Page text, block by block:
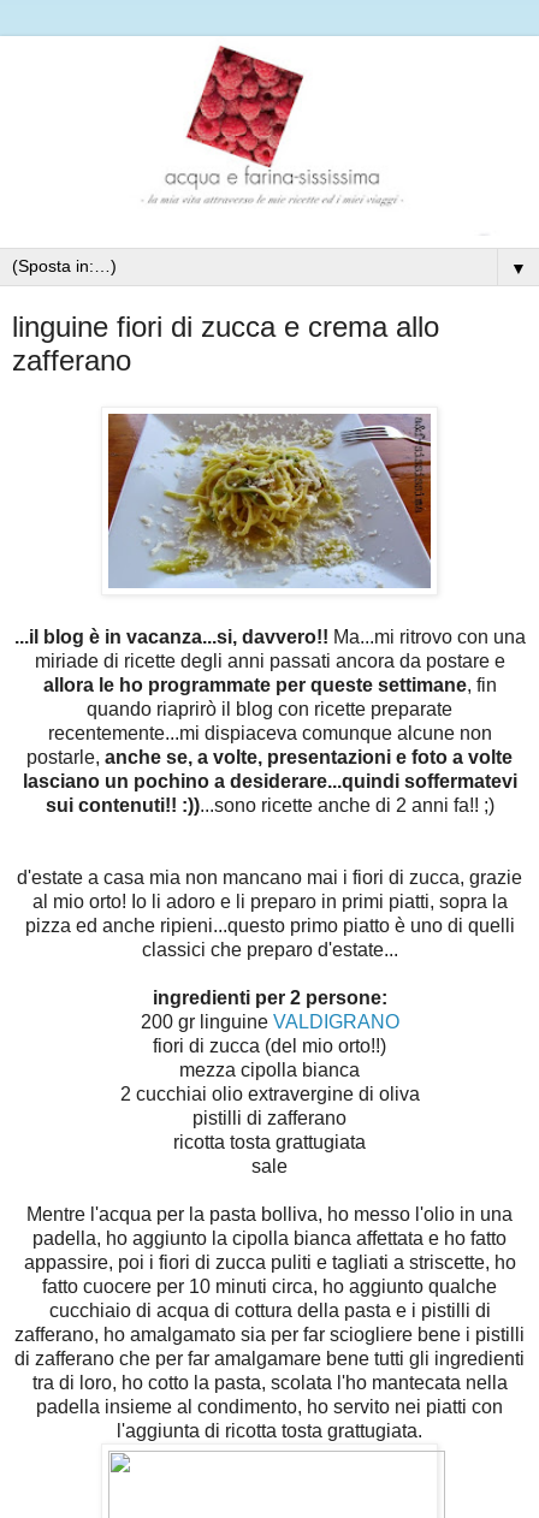
▼
linguine fiori di zucca e crema allo
zafferano
...il blog è in vacanza...si, davvero!! Ma...mi ritrovo con una
miriade di ricette degli anni passati ancora da postare e
allora le ho programmate per queste settimane, fin
quando riaprirò il blog con ricette preparate
recentemente...mi dispiaceva comunque alcune non
postarle, anche se, a volte, presentazioni e foto a volte
lasciano un pochino a desiderare...quindi soffermatevi
sui contenuti!! :))...sono ricette anche di 2 anni fa!! ;)
d'estate a casa mia non mancano mai i fiori di zucca, grazie
al mio orto! Io li adoro e li preparo in primi piatti, sopra la
pizza ed anche ripieni...questo primo piatto è uno di quelli
classici che preparo d'estate...
ingredienti per 2 persone:
200 gr linguine VALDIGRANO
fiori di zucca (del mio orto!!)
mezza cipolla bianca
2 cucchiai olio extravergine di oliva
pistilli di zafferano
ricotta tosta grattugiata
sale
Mentre l'acqua per la pasta bolliva, ho messo l'olio in una
padella, ho aggiunto la cipolla bianca affettata e ho fatto
appassire, poi i fiori di zucca puliti e tagliati a striscette, ho
fatto cuocere per 10 minuti circa, ho aggiunto qualche
cucchiaio di acqua di cottura della pasta e i pistilli di
zafferano, ho amalgamato sia per far sciogliere bene i pistilli
di zafferano che per far amalgamare bene tutti gli ingredienti
tra di loro, ho cotto la pasta, scolata l'ho mantecata nella
padella insieme al condimento, ho servito nei piatti con
l'aggiunta di ricotta tosta grattugiata.